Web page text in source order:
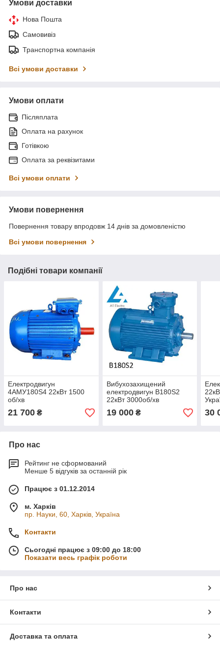
Умови доставки
Нова Пошта
Самовивіз
Транспортна компанія
Всі умови доставки
Умови оплати
Післяплата
Оплата на рахунок
Готівкою
Оплата за реквізитами
Всі умови оплати
Умови повернення
Повернення товару впродовж 14 днів за домовленістю
Всі умови повернення
Подібні товари компанії
Електродвигун
4АМУ180Ѕ4 22кВт 1500
об/хв
21 700 ₴
Вибухозахищений
електродвигун В180Ѕ2
22кВт 3000об/хв
19 000₴ 30
Про нас
Рейтинг не сформований
Менше 5 відгуків за останній рік
Працює з 01.12.2014
м. Харків
пр. Науки, 60, Харків, Україна
Контакти
Сьогодні працює з 09:00 до 18:00
Показати весь графік роботи
Про нас
Контакти
Доставка та оплата